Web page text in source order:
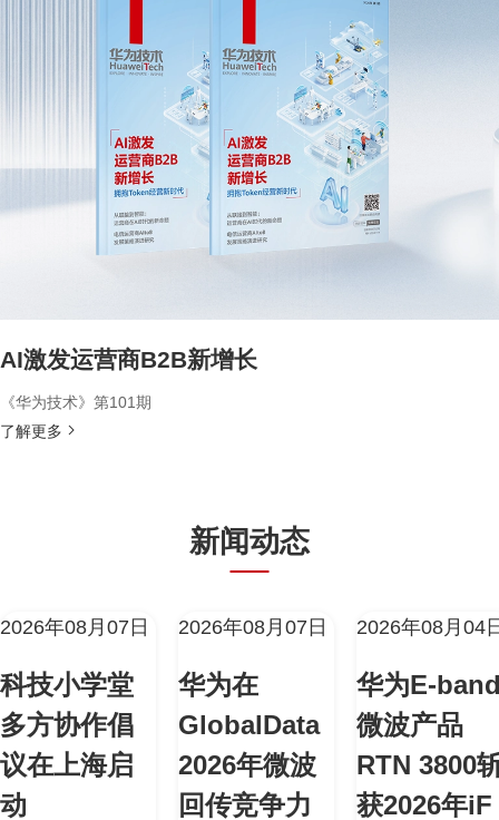
AI激发运营商B2B新增长
《华为技术》第101期
了解更多
新闻动态
2026年08月07日
科技小学堂
多方协作倡
议在上海启
动
2026年08月07日
华为在
GlobalData
2026年微波
回传竞争力
2026年08月04
华为E-
微波产品
RTN 3800
获2026年iF